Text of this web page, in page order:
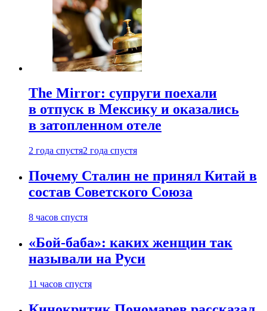
The Mirror: супруги поехали
в отпуск в Мексику и оказались
в затопленном отеле
2 года спустя2 года спустя
Почему Сталин не принял Китай в
состав Советского Союза
8 часов спустя
«Бой-баба»: каких женщин так
называли на Руси
11 часов спустя